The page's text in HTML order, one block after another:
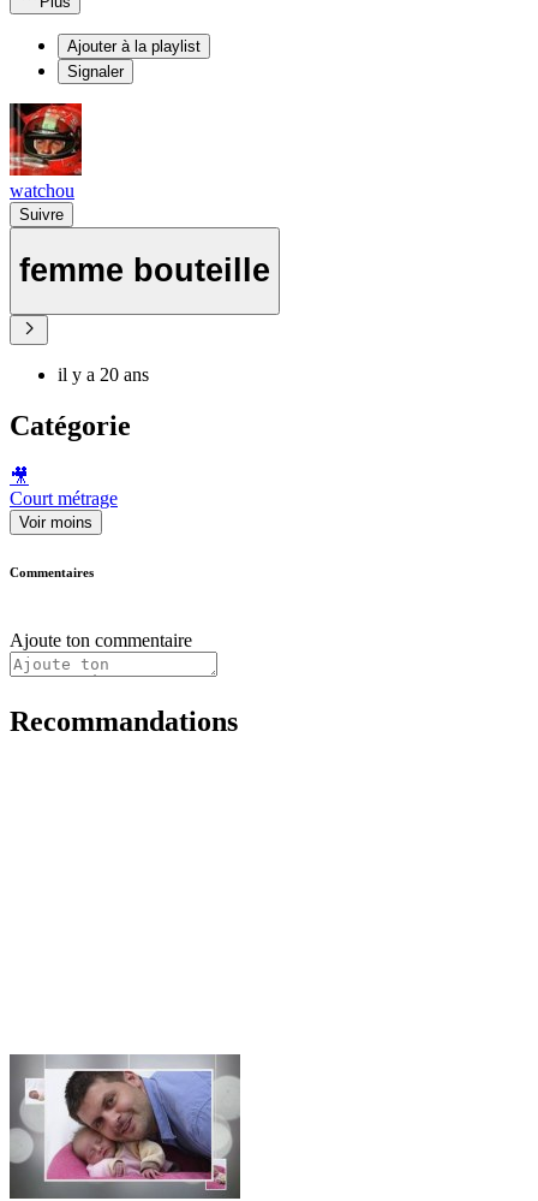
Ajouter à la playlist
Signaler
watchou
Suivre
femme bouteille
il y a 20 ans
Catégorie
🎥
Court métrage
Voir moins
Commentaires
Ajoute ton commentaire
Recommandations